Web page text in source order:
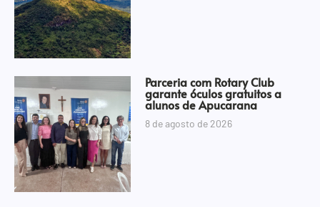
Parceria com Rotary Club
garante óculos gratuitos a
alunos de Apucarana
8 de agosto de 2026